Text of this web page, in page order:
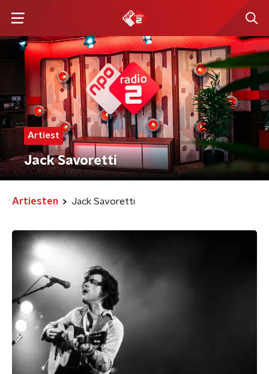
Artiest
Jack Savoretti
Artiesten Jack Savoretti